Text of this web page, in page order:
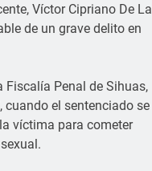
Víctor Cipriano De La
de un grave delito en
Fiscalía Penal de Sihuas,
cuando el sentenciado se
víctima para cometer